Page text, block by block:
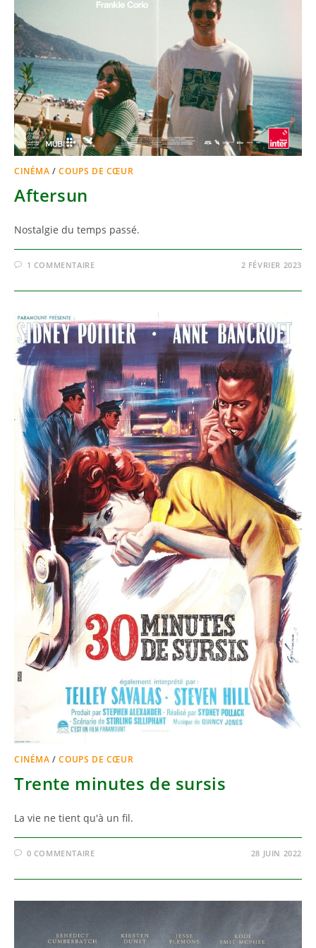
CINÉMA /COUPS DE CŒUR
Aftersun
Nostalgie du temps passé.
1 COMMENTAIRE 2 FÉVRIER 2023
CINÉMA /COUPS DE CŒUR
Trente minutes de sursis
La vie ne tient qu'à un fil.
0 COMMENTAIRE 28 JUIN 2022